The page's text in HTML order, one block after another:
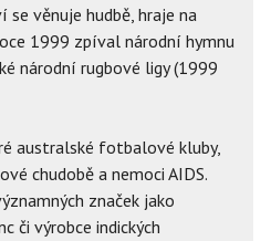
věnuje hudbě, hraje na
1999 zpíval národní hymnu
národní rugbové ligy (1999
australské fotbalové kluby,
chudobě a nemoci AIDS.
značek jako
či výrobce indických